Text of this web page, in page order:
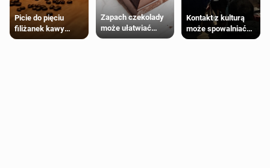
Picie do pięciu
filiżanek kawy
dziennie jest
Zapach czekolady
może ułatwiać
trening siłowy
Kontakt z kulturą
może spowalniać
starzenie